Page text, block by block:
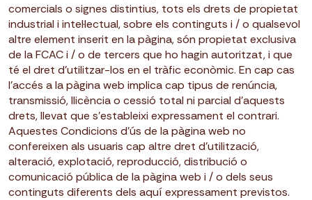
comercials o signes distintius, tots els drets de propietat
industrial i intel·lectual, sobre els continguts i / o qualsevol
altre element inserit en la pàgina, són propietat exclusiva
de la FCAC i / o de tercers que ho hagin autoritzat, i que
té el dret d’utilitzar-los en el tràfic econòmic. En cap cas
l’accés a la pàgina web implica cap tipus de renúncia,
transmissió, llicència o cessió total ni parcial d’aquests
drets, llevat que s’estableixi expressament el contrari.
Aquestes Condicions d’ús de la pàgina web no
confereixen als usuaris cap altre dret d’utilització,
alteració, explotació, reproducció, distribució o
comunicació pública de la pàgina web i / o dels seus
continguts diferents dels aquí expressament previstos.